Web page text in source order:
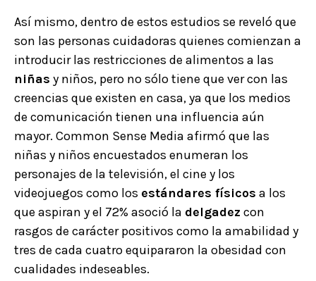
Así mismo, dentro de estos estudios se reveló que
son las personas cuidadoras quienes comienzan a
introducir las restricciones de alimentos a las
niñas y niños, pero no sólo tiene que ver con las
creencias que existen en casa, ya que los medios
de comunicación tienen una influencia aún
mayor. Common Sense Media afirmó que las
niñas y niños encuestados enumeran los
personajes de la televisión, el cine y los
videojuegos como los estándares físicos a los
que aspiran y el 72% asoció la delgadez con
rasgos de carácter positivos como la amabilidad y
tres de cada cuatro equipararon la obesidad con
cualidades indeseables.